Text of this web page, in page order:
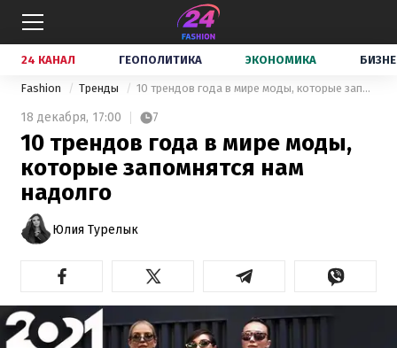
24 КАНАЛ ГЕОПОЛИТИКА ЭКОНОМИКА
Fashion Тренды 10 трендов года в мире моды, которые запомнятся нам надолго
18 декабря, 17:00 7
10 трендов года в мире моды,
которые запомнятся нам
надолго
Юлия Турелык